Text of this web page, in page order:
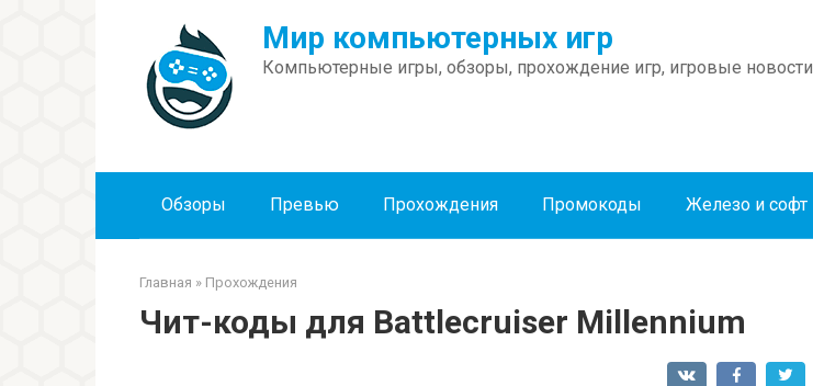
Мир компьютерных игр
Компьютерные игры, обзоры, прохождение игр, игровые новости
Обзоры Превью Прохождения Промокоды Железо и софт
Главная » Прохождения
Чит-коды для Battlecruiser Millennium